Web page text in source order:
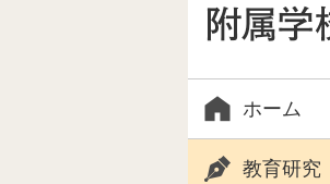
ホーム
教育研究